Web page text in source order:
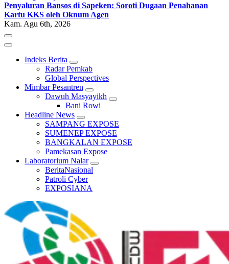
Penyaluran Bansos di Sapeken: Soroti Dugaan Penahanan
Kartu KKS oleh Oknum Agen
Kam. Agu 6th, 2026
Indeks Berita
Radar Pemkab
Global Perspectives
Mimbar Pesantren
Dawuh Masyayikh
Bani Rowi
Headline News
SAMPANG EXPOSE
SUMENEP EXPOSE
BANGKALAN EXPOSE
Pamekasan Expose
Laboratorium Nalar
BeritaNasional
Patroli Cyber
EXPOSIANA